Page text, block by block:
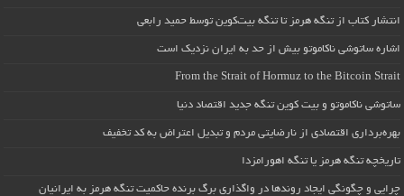
انتشار کتاب از تنگه هرمز تا تنگه بیت‌کوین توسط حمید رابعی
اشاره ساتوشی ناکاموتو بیش از حد به ایران نزدیک است
From the Strait of Hormuz to the Bitcoin Strait
ساتوشی ناکاموتو و بیت کوین تنگه جدید اقتصاد دنیا
بهره‌برداری اقتصادی از نارضایتی مردم و تبدیل اعتراض به کد تخفیف
تاریخچه تنگه هرمز یا تنگه اهورامزدا
چرایی و چگونگی ایجاد روندها در واگذاری برگ برنده حاکمیت تنگه هرمز به ایرانیان